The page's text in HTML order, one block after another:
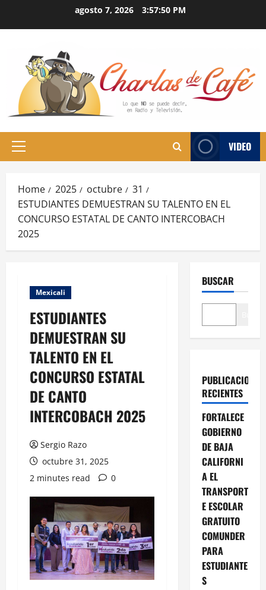
agosto 7, 2026 3:57:51 PM
Primary
VIDEO
Home 2025 octubre
31
ESTUDIANTES DEMUESTRAN SU TALENTO EN EL
CONCURSO ESTATAL DE CANTO INTERCOBACH
2025
Mexicali
ESTUDIANTES
DEMUESTRAN SU
TALENTO EN EL
CONCURSO ESTATAL
DE CANTO
INTERCOBACH 2025
Sergio Razo
octubre 31, 2025
2 minutes read
0
BUSCAR
PUBLICACIONES
RECIENTES
FORTALECE
GOBIERNO
DE BAJA
CALIFORNI
A EL
TRANSPORT
E ESCOLAR
GRATUITO
COMUNDER
PARA
ESTUDIANTE
S